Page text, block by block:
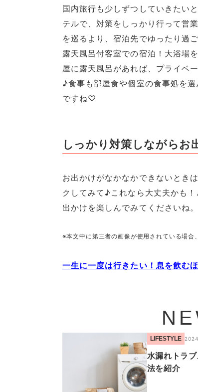
国内旅行も少しずつしていきたい
テルで、対策をしっかり行って営
を巡るより、宿泊先でゆったり過
露天風呂付客室での宿泊！大浴場
屋に露天風呂があれば、プライベ
♪食事も部屋食や個室の食事処を
ですね♡
しっかり対策しながら
お出かけがなかなかできないとき
クしてみて♪これなら大丈夫かも
出かけを楽しんでみてくださいね。
※本文中に第三者の画像が使用されている場合
一生に一度は行きたい！息を飲む
LIFESTYLE
水漏れトラ
法を紹介